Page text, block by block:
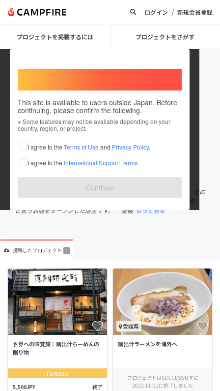
ログイン / 新規会員登録
プロジェクトを掲載するには プロジェクトをさがす
This site is available to users outside Japan. Before
continuing, please confirm the following.
※ Some features may not be available depending on your
country, region, or project.
I agree to the Terms of Use and Privacy Policy.
I agree to the International Support Terms.
Continue
madai1019
これまでに4回支援して2件のプロジェクトを投稿しています
在住国：日本 現在地：大阪府
出身国：日本 出身地：埼玉県
1992年に居酒屋業界に入り18年間某居酒屋チェーン店に勤務して、その
後10年間フランチャイズ経営を経て2020年に大阪堺に「真鯛研究所」
と言うお店をオープンした店主です。 愛媛 もっと見る
投稿したプロジェクト 2
世界への味覚旅：鯛出汁らーめんの
贈り物
FUNDED
5,500JPY 終了
愛媛県
鯛出汁ラーメンを海外へ
プロジェクトはSUCCESSせずに
2023-11-02に終了しました